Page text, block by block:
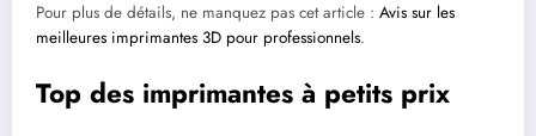
Pour plus de détails, ne manquez pas cet article : Avis sur les
meilleures imprimantes 3D pour professionnels.
Top des imprimantes à petits prix